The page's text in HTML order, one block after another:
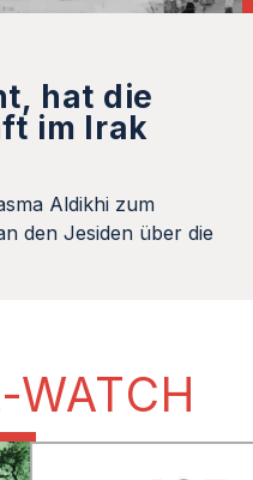
hat die
im Irak
Aldikhi zum
den Jesiden über die
WATCH